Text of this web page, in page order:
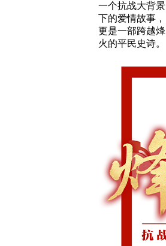
一个抗战大背景
下的爱情故事，
更是一部跨越烽
火的平民史诗。